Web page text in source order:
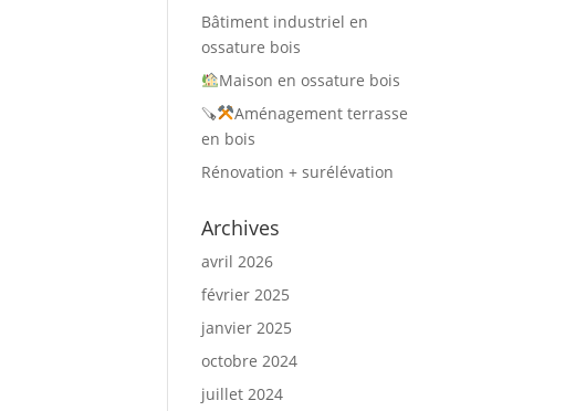
Bâtiment industriel en
ossature bois
Maison en ossature bois
🪚
Aménagement terrasse
en bois
Rénovation + surélévation
Archives
avril 2026
février 2025
janvier 2025
octobre 2024
juillet 2024